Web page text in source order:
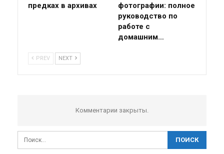
предках в архивах
фотографии: полное
руководство по
работе с
домашним…
PREV NEXT
Комментарии закрыты.